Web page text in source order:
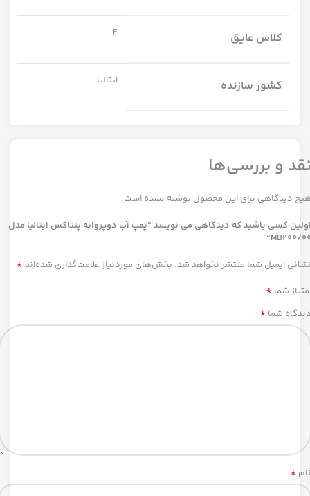
کلاس عایق F
کشور سازنده ایتالیا
و بررسی‌ها
دیدگاهی برای این محصول نوشته نشده است.
کسی باشید که دیدگاهی می نویسد “پمپ آب دوپروانه پنتاکس ایتالیا مدل
MB200/
ایمیل شما منتشر نخواهد شد. بخش‌های موردنیاز علامت‌گذاری شده‌اند *
شما *
شما *
*